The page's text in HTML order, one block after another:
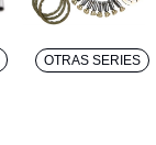
OTRAS SERIES